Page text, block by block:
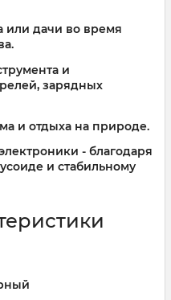
или дачи во время
и
зарядных
и отдыха на природе.
- благодаря
и стабильному